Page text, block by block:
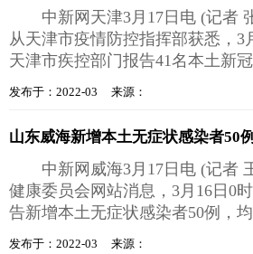
中新网天津3月17日电 (记者
从天津市疫情防控指挥部获悉，3
天津市疾控部门报告41名本土新
发布于：2022-03 来源：
山东威海新增本土无症状感染者50例
中新网威海3月17日电 (记者
健康委员会网站消息，3月16日0
告新增本土无症状感染者50例，
发布于：2022-03 来源：